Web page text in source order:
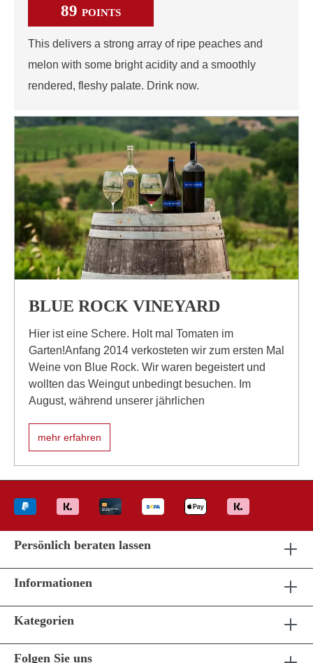
89 POINTS
This delivers a strong array of ripe peaches and
melon with some bright acidity and a smoothly
rendered, fleshy palate. Drink now.
BLUE ROCK VINEYARD
Hier ist eine Schere. Holt mal Tomaten im
Garten!Anfang 2014 verkosteten wir zum ersten Mal
Weine von Blue Rock. Wir waren begeistert und
wollten das Weingut unbedingt besuchen. Im
August, während unserer jährlichen
mehr erfahren
Persönlich beraten lassen
Informationen
Kategorien
Folgen Sie uns